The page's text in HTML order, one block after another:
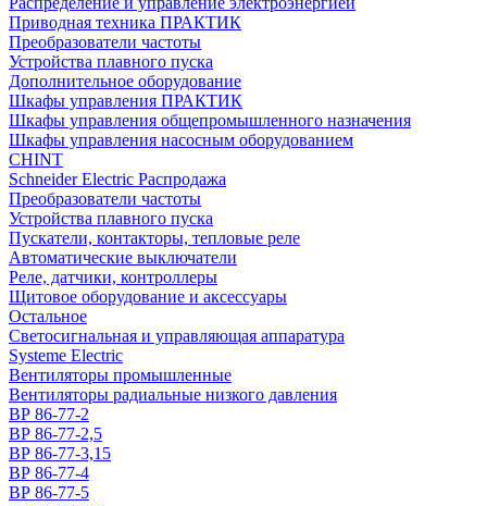
Приводная техника ПРАКТИК
Преобразователи частоты
Устройства плавного пуска
Дополнительное оборудование
Шкафы управления ПРАКТИК
Шкафы управления общепромышленного назначения
Шкафы управления насосным оборудованием
CHINT
Schneider Electric Распродажа
Преобразователи частоты
Устройства плавного пуска
Пускатели, контакторы, тепловые реле
Автоматические выключатели
Реле, датчики, контроллеры
Щитовое оборудование и аксессуары
Остальное
Светосигнальная и управляющая аппаратура
Systeme Electric
Вентиляторы промышленные
Вентиляторы радиальные низкого давления
ВР 86-77-2
ВР 86-77-2,5
ВР 86-77-3,15
ВР 86-77-4
ВР 86-77-5